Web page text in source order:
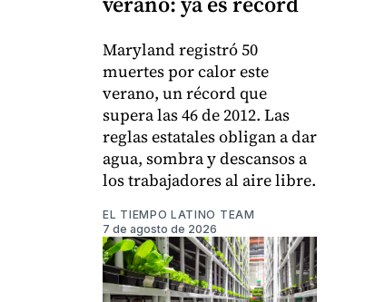
Maryland registró 50
muertes por calor este
verano, un récord que
supera las 46 de 2012. Las
reglas estatales obligan a dar
agua, sombra y descansos a
los trabajadores al aire libre.
EL TIEMPO LATINO TEAM
7 de agosto de 2026